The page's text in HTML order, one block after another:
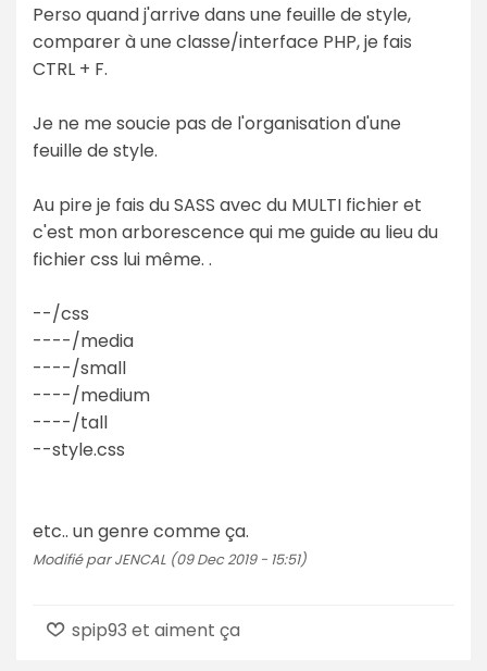
Perso quand j'arrive dans une feuille de style,
comparer à une classe/interface PHP, je fais
CTRL + F.
Je ne me soucie pas de l'organisation d'une
feuille de style.
Au pire je fais du SASS avec du MULTI fichier et
c'est mon arborescence qui me guide au lieu du
fichier css lui même. .
--/css
----/media
----/small
----/medium
----/tall
--style.css
etc.. un genre comme ça.
Modifié par JENCAL (09 Dec 2019 - 15:51)
spip93 et aiment ça